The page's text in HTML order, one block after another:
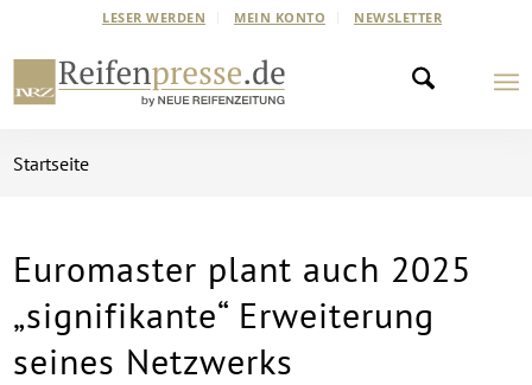
LESER WERDEN MEIN KONTO NEWSLETTER
Startseite
Euromaster plant auch 2025
„signifikante“ Erweiterung
seines Netzwerks